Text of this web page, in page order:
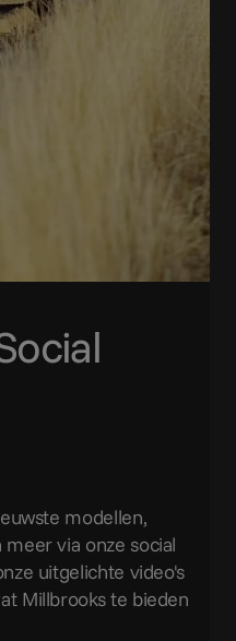
modellen,
via onze social
uitgelichte video's
Millbrooks te bieden